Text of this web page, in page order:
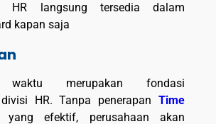
HR langsung tersedia dalam
kapan saja
waktu merupakan fondasi
HR. Tanpa penerapan Time
yang efektif, perusahaan akan